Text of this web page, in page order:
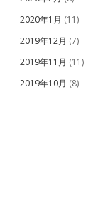
2020年1月 (11)
2019年12月 (7)
2019年11月 (11)
2019年10月 (8)